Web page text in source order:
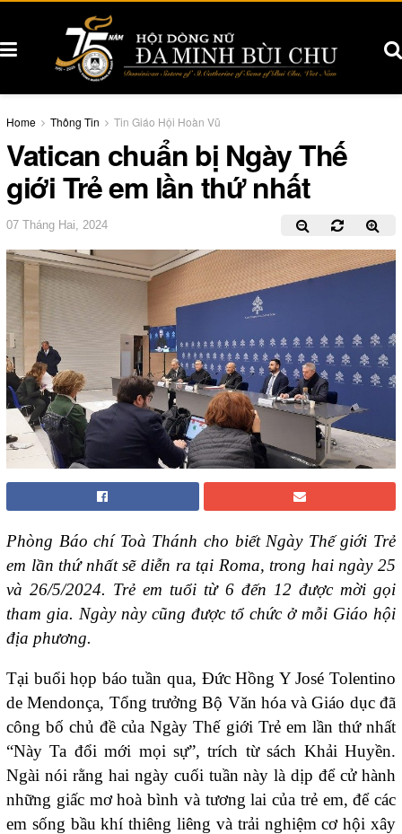
Home Thông Tin Tin Giáo Hội Hoàn Vũ
Vatican chuẩn bị Ngày Thế
giới Trẻ em lần thứ nhất
07 Tháng Hai, 2024
Phòng Báo chí Toà Thánh cho biết Ngày Thế giới Trẻ
em lần thứ nhất sẽ diễn ra tại Roma, trong hai ngày 25
và 26/5/2024. Trẻ em tuổi từ 6 đến 12 được mời gọi
tham gia. Ngày này cũng được tổ chức ở mỗi Giáo hội
địa phương.
Tại buổi họp báo tuần qua, Đức Hồng Y José Tolentino
de Mendonça, Tổng trưởng Bộ Văn hóa và Giáo dục đã
công bố chủ đề của Ngày Thế giới Trẻ em lần thứ nhất
“Này Ta đổi mới mọi sự”, trích từ sách Khải Huyền.
Ngài nói rằng hai ngày cuối tuần này là dịp để cử hành
những giấc mơ hoà bình và tương lai của trẻ em, để các
em sống bầu khí thiêng liêng và trải nghiệm cơ hội xây